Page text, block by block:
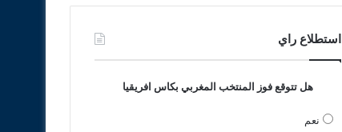
استطلاع راي
هل تتوقع فوز المنتخب المغربي بكاس افريقيا
نعم